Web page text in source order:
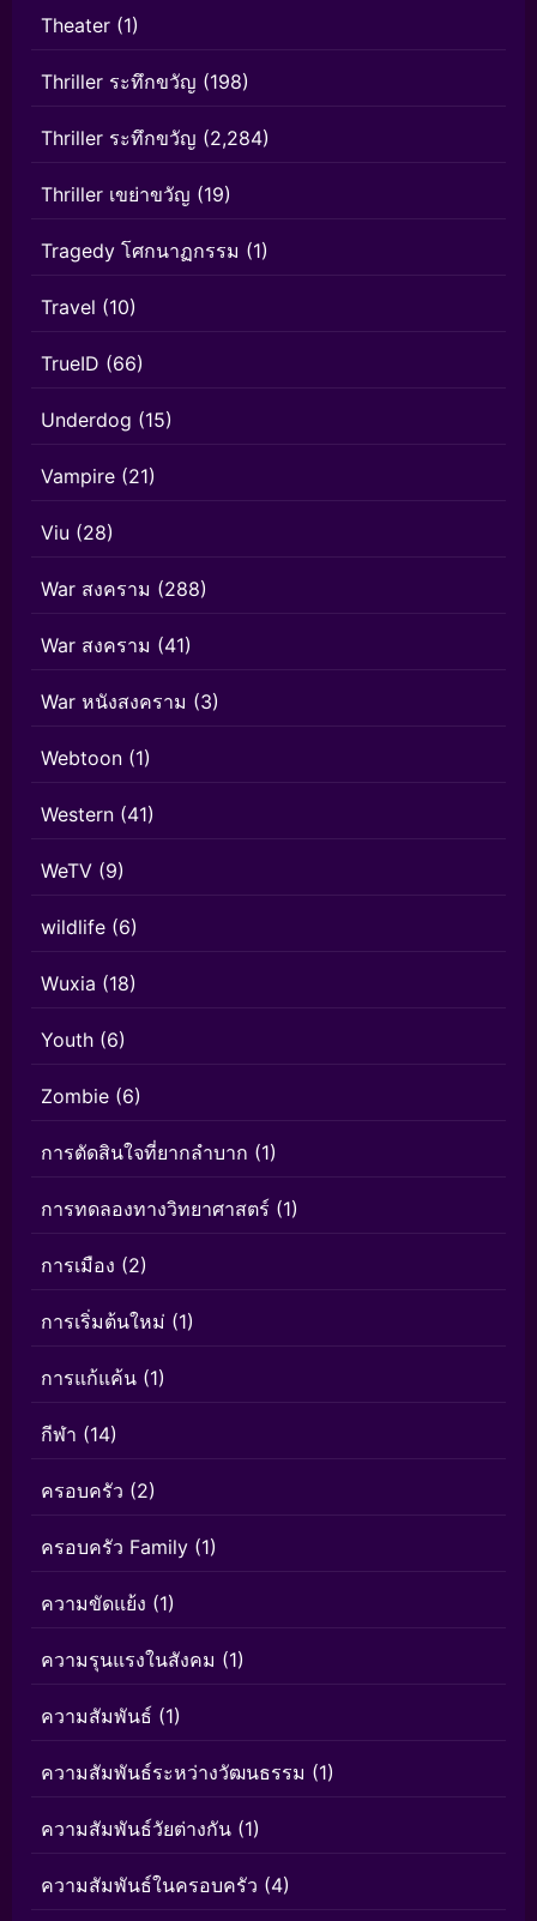
Theater (1)
Thriller ระทึกขวัญ (198)
Thriller ระทึกขวัญ (2,284)
Thriller เขย่าขวัญ (19)
Tragedy โศกนาฏกรรม (1)
Travel (10)
TrueID (66)
Underdog (15)
Vampire (21)
Viu (28)
War สงคราม (288)
War สงคราม (41)
War หนังสงคราม (3)
Webtoon (1)
Western (41)
WeTV (9)
wildlife (6)
Wuxia (18)
Youth (6)
Zombie (6)
การตัดสินใจที่ยากลำบาก (1)
การทดลองทางวิทยาศาสตร์ (1)
การเมือง (2)
การเริ่มต้นใหม่ (1)
การแก้แค้น (1)
กีฬา (14)
ครอบครัว (2)
ครอบครัว Family (1)
ความขัดแย้ง (1)
ความรุนแรงในสังคม (1)
ความสัมพันธ์ (1)
ความสัมพันธ์ระหว่างวัฒนธรรม (1)
ความสัมพันธ์วัยต่างกัน (1)
ความสัมพันธ์ในครอบครัว (4)